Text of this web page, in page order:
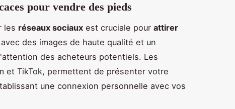
pour vendre des pieds
les réseaux sociaux est cruciale pour attirer
des images de haute qualité et un
des acheteurs potentiels. Les
et TikTok, permettent de présenter votre
une connexion personnelle avec vos